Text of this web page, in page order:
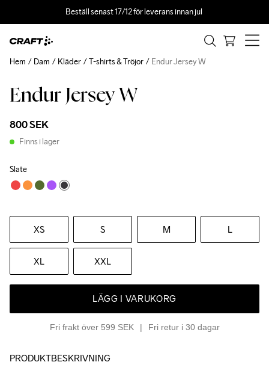
Beställ senast 17/12 för leverans innan jul
Endur Jersey W
800 SEK
Finns i lager
Slate
XS S M L
XL XXL
LÄGG I VARUKORG
Fri frakt över 599 SEK Fri retur i 30 dagar
Hem Dam Kläder T-shirts & Tröjor Endur Jersey W
PRODUKTBESKRIVNING